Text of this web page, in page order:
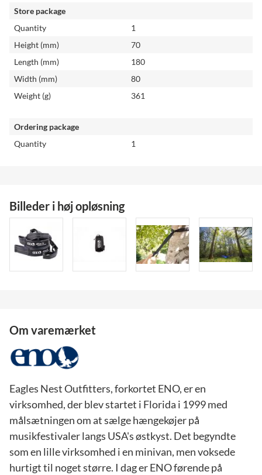
Store package
Quantity
1
Height (mm)
70
Length (mm)
180
Width (mm)
80
Weight (g)
361
Ordering package
Quantity
1
Billeder i høj opløsning
Om varemærket
Eagles Nest Outfitters, forkortet ENO, er en
virksomhed, der blev startet i Florida i 1999 med
målsætningen om at sælge hængekøjer på
musikfestivaler langs USA's østkyst. Det begyndte
som en lille virksomhed i en minivan, men voksede
hurtigt til noget større. I dag er ENO førende på